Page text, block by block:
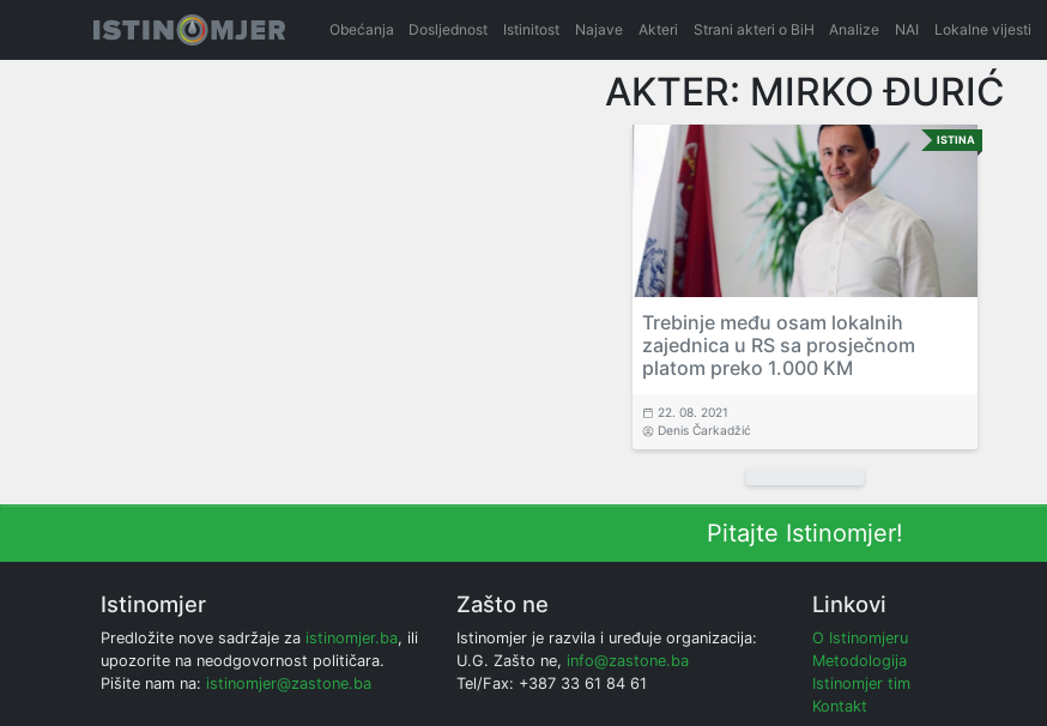
Obećanja Dosljednost Istinitost Najave Akteri Strani akteri o BiH Analize NAI Lokalne vijesti
AKTER: MIRKO ĐURIĆ
ISTINA
Trebinje među osam lokalnih
zajednica u RS sa prosječnom
platom preko 1.000 KM
22. 08. 2021
Denis Čarkadžić
Pitajte Istinomjer!
Istinomjer
Predložite nove sadržaje za istinomjer.ba, ili
upozorite na neodgovornost političara.
Pišite nam na: istinomjer@zastone.ba
Zašto ne
Istinomjer je razvila i uređuje organizacija:
U.G. Zašto ne, info@zastone.ba
Tel/Fax: +387 33 61 84 61
Linkovi
O Istinomjeru
Metodologija
Istinomjer tim
Kontakt